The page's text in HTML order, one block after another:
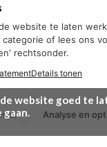
website goed te
website te laten
of lees ons
rechtsonder.
Details tonen
Analyse en